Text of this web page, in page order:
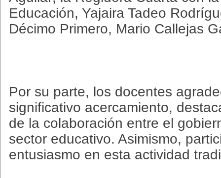
Educación, Yajaira Tadeo
Décimo Primero, Mario Callejas
Por su parte, los docentes
significativo acercamiento,
de la colaboración entre el
sector educativo. Asimismo,
entusiasmo en esta actividad